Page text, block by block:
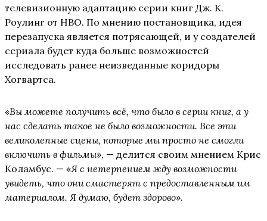
телевизионную адаптацию серии книг Дж. К.
Роулинг от HBO. По мнению постановщика, идея
перезапуска является потрясающей, и у создателей
сериала будет куда больше возможностей
исследовать ранее неизведанные коридоры
Хогвартса.
«Вы можете получить всё, что было в серии книг, а у
нас сделать такое не было возможности. Все эти
великолепные сцены, которые мы просто не смогли
включить в фильмы», — делится своим мнением Крис
Коламбус. — «Я с нетерпением жду возможности
увидеть, что они смастерят с предоставленным им
материалом. Я думаю, будет здорово».